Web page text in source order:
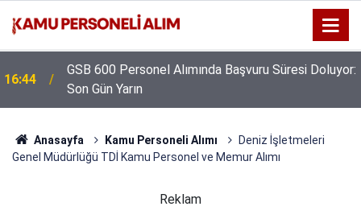
16:44
GSB 600 Personel Alımında Başvuru Süresi Doluyor:
Son Gün Yarın
Anasayfa Kamu Personeli Alımı
Deniz İşletmeleri
Genel Müdürlüğü TDİ Kamu Personel ve Memur Alımı
Reklam